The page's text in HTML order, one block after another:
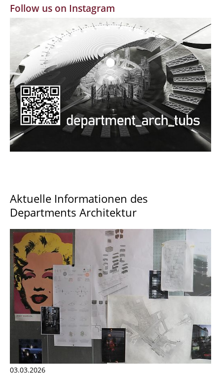
Alumni | cloud club
Documents and Downloads
Follow us on Instagram
Aktuelle Informationen des
Departments Architektur
03.03.2026